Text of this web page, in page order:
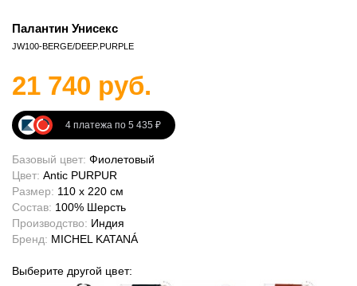
Палантин Унисекс
JW100-BERGE/DEEP.PURPLE
21 740 руб.
4 платежа по 5 435 ₽
Базовый цвет: Фиолетовый
Цвет: Antic PURPUR
Размер: 110 x 220 см
Состав: 100% Шерсть
Производство: Индия
Бренд: MICHEL KATANÁ
Выберите другой цвет: